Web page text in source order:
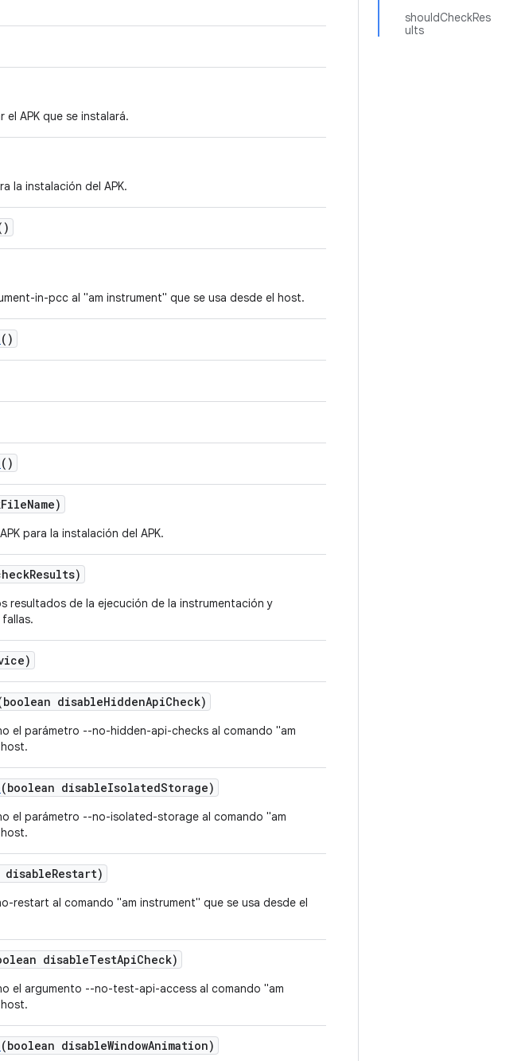
shouldCheckRes
ults
APK que se instalará.
la instalación del APK.
in-pcc al "am instrument" que se usa desde el host.
()
()
FileName)
para la instalación del APK.
Results)
resultados de la ejecución de la instrumentación y
disableHiddenApiCheck)
el parámetro --no-hidden-api-checks al comando "am
(boolean disableIsolatedStorage)
el parámetro --no-isolated-storage al comando "am
disableRestart)
restart al comando "am instrument" que se usa desde el
disableTestApiCheck)
el argumento --no-test-api-access al comando "am
(boolean disableWindowAnimation)